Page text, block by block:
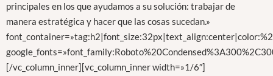
principales en los que ayudamos a su solución: trabajar de
manera estratégica y hacer que las cosas sucedan.»
[/vc_column_inner][vc_column_inner width=»1/6″]